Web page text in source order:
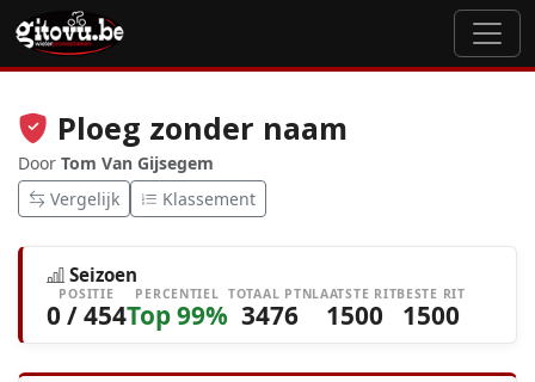
Ploeg zonder naam
Door Tom Van Gijsegem
Vergelijk
Klassement
Seizoen
POSITIE
0 / 454
PERCENTIEL
Top 99%
TOTAAL PTN
3476
LAATSTE RIT
1500
BESTE RIT
1500